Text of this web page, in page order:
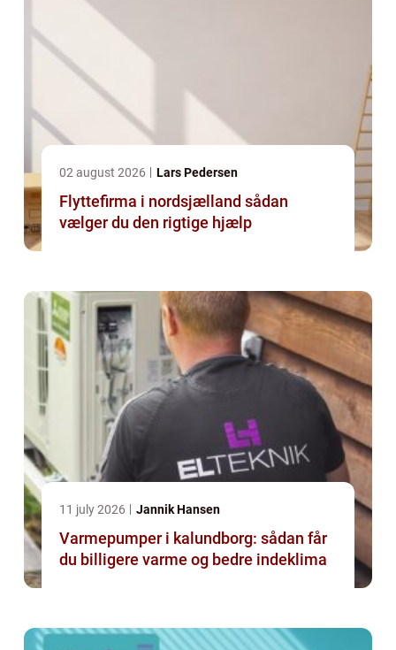
02 august 2026 Lars Pedersen
Flyttefirma i nordsjælland sådan
vælger du den rigtige hjælp
11 july 2026 Jannik Hansen
Varmepumper i kalundborg: sådan får
du billigere varme og bedre indeklima